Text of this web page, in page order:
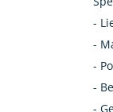
-
-
-
-
-